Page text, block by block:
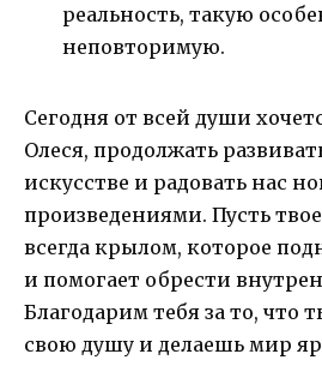
реальность, такую
неповторимую.
Сегодня от всей души
Олеся, продолжать
искусстве и радовать нас
произведениями. Пусть
всегда крылом, которое
и помогает обрести
Благодарим тебя за то, что
свою душу и делаешь мир